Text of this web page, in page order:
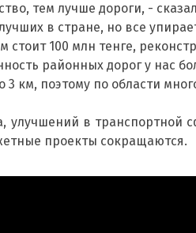
тем лучше дороги, -
в стране, но все
стоит 100 млн тенге,
районных дорог у нас
3 км, поэтому по области
улучшений в транспортной
проекты сокращаются.